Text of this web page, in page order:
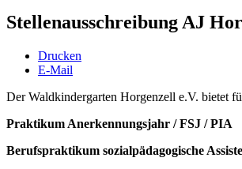
Stellenausschreibung AJ
Drucken
E-Mail
Der Waldkindergarten Horgenzell e.V. bietet
Praktikum Anerkennungsjahr / FSJ / PIA
Berufspraktikum sozialpädagogische